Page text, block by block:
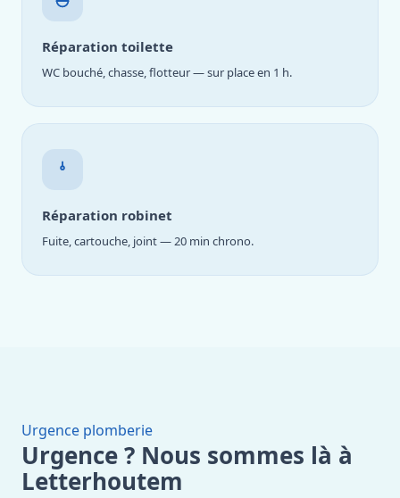
Réparation toilette
WC bouché, chasse, flotteur — sur place en 1 h.
Réparation robinet
Fuite, cartouche, joint — 20 min chrono.
Urgence plomberie
Urgence ? Nous sommes là à
Letterhoutem